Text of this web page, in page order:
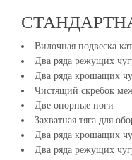
Вилочная подвеска
Два ряда режущих
Два ряда крошащих
Чистящий скребок
Две опорные ноги
Захватная тяга для
Два ряда крошащих
Два ряда режущих